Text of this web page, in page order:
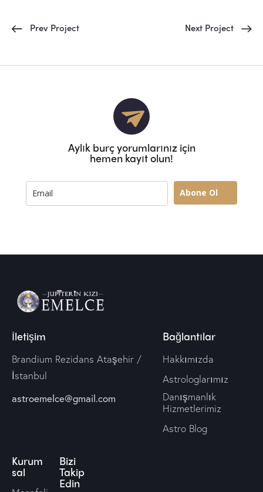
Prev Project Next Project
Aylık burç yorumlarınız için
hemen kayıt olun!
Abone Ol
İletişim
Brandium Rezidans Ataşehir /
İstanbul
astroemelce@gmail.com
Bağlantılar
Hakkımızda
Astrologlarımız
Danışmanlık
Hizmetlerimiz
Astro Blog
Kurum
sal
Bizi
Takip
Edin